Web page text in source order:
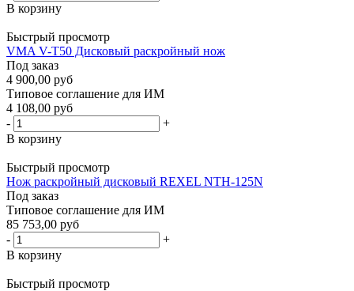
В корзину
Быстрый просмотр
VMA V-T50 Дисковый раскройный нож
Под заказ
4 900,00 руб
Типовое соглашение для ИМ
4 108,00 руб
-
+
В корзину
Быстрый просмотр
Нож раскройный дисковый REXEL NTH-125N
Под заказ
Типовое соглашение для ИМ
85 753,00 руб
-
+
В корзину
Быстрый просмотр